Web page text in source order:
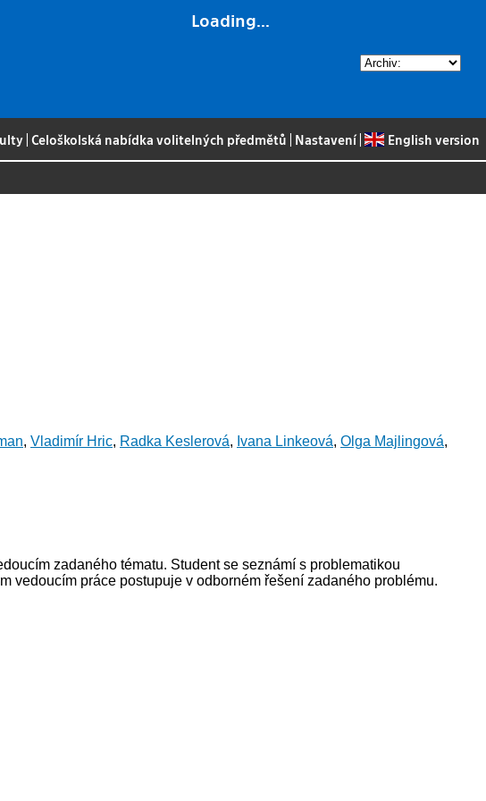
Loading...
|Celoškolská nabídka volitelných předmětů Nastavení| English version
, Vladimír Hric, Radka Keslerová, Ivana Linkeová, Olga Majlingová,
zadaného tématu. Student se seznámí s problematikou
vedoucím práce postupuje v odborném řešení zadaného problému.